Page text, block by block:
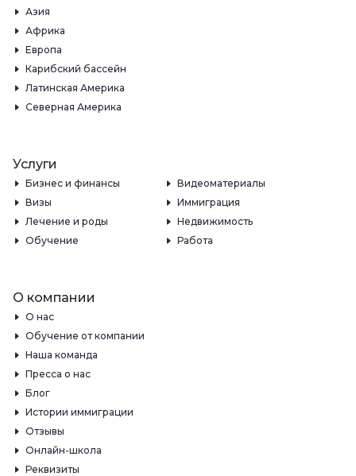
Азия
Африка
Европа
Карибский бассейн
Латинская Америка
Северная Америка
Услуги
Бизнес и финансы
Видеоматериалы
Визы
Иммиграция
Лечение и роды
Недвижимость
Обучение
Работа
О компании
О нас
Обучение от компании
Наша команда
Пресса о нас
Блог
Истории иммиграции
Отзывы
Онлайн-школа
Реквизиты